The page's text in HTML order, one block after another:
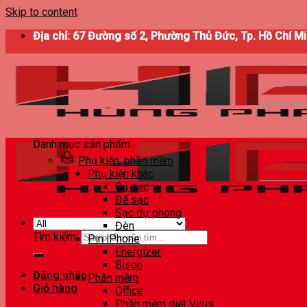
Skip to content
Địa chỉ: 67 Đường số 2, Phường Thủ Đức, Tp. Hồ Chí
Tìm kiếm:
Đăng nhập
Giỏ hàng
Danh mục sản phẩm
Phụ kiện, phần mềm
Phụ kiện khác
Củ sạc
Đế sạc
Sạc dự phòng
Đèn
Pin iPhone
Energizer
Bison
Phần mềm
Office
Phần mềm diệt Virus